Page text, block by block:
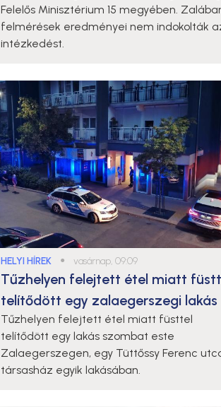
Felelős Minisztérium 15 megyében.
felmérések eredményei nem indokolták
intézkedést.
HELYI HÍREK ● vasárnap, 09:09
Tűzhelyen felejtett étel miatt
telítődött egy zalaegerszegi lakás
Tűzhelyen felejtett étel miatt füsttel
telítődött egy lakás szombat este
Zalaegerszegen, egy Tüttőssy Ferenc
társasház egyik lakásában.